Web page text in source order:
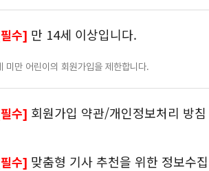
수] 만 14세 이상입니다.
미만 어린이의 회원가입을 제한합니다.
수] 회원가입 약관/개인정보처리 방침
수] 맞춤형 기사 추천을 위한 정보수